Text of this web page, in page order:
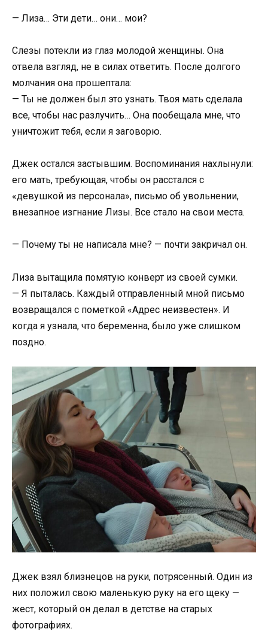
— Лиза… Эти дети… они… мои?
Слезы потекли из глаз молодой женщины. Она
отвела взгляд, не в силах ответить. После долгого
молчания она прошептала:
— Ты не должен был это узнать. Твоя мать сделала
все, чтобы нас разлучить… Она пообещала мне, что
уничтожит тебя, если я заговорю.
Джек остался застывшим. Воспоминания нахлынули:
его мать, требующая, чтобы он расстался с
«девушкой из персонала», письмо об увольнении,
внезапное изгнание Лизы. Все стало на свои места.
— Почему ты не написала мне? — почти закричал он.
Лиза вытащила помятую конверт из своей сумки.
— Я пыталась. Каждый отправленный мной письмо
возвращался с пометкой «Адрес неизвестен». И
когда я узнала, что беременна, было уже слишком
поздно.
Джек взял близнецов на руки, потрясенный. Один из
них положил свою маленькую руку на его щеку —
жест, который он делал в детстве на старых
фотографиях.